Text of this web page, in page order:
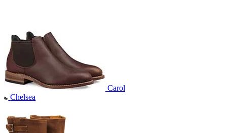
Carol
Chelsea